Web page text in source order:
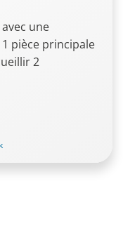
une
pièce principale
2
de 9 m² .